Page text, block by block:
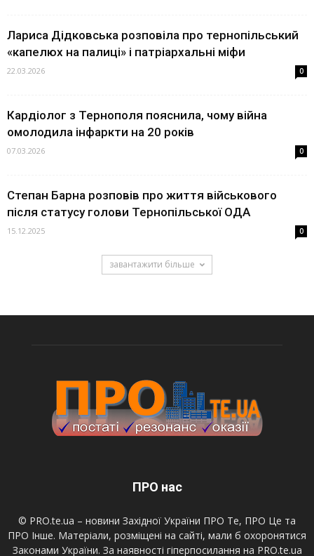
Лариса Дідковська розповіла про тернопільський
«капелюх на палиці» і патріархальні міфи
22.03.2026 0
Кардіолог з Тернополя пояснила, чому війна
омолодила інфаркти на 20 років
07.03.2026 0
Степан Барна розповів про життя військового
після статусу голови Тернопільської ОДА
15.12.2025 0
завантажити більше
ПРО нас
© PRO.te.ua – новини Західної України ПРО Те, ПРО Це та
ПРО Інше. Матеріали, розміщені на сайті, мали б охоронятися
Законами України. За наявності гіперпосилання на PRO.te.ua